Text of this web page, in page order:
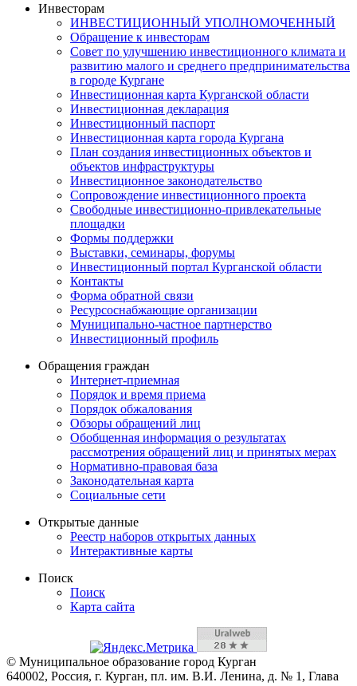
Инвесторам
ИНВЕСТИЦИОННЫЙ УПОЛНОМОЧЕННЫЙ
Обращение к инвесторам
Совет по улучшению инвестиционного климата и
развитию малого и среднего предпринимательства
в городе Кургане
Инвестиционная карта Курганской области
Инвестиционная декларация
Инвестиционный паспорт
Инвестиционная карта города Кургана
План создания инвестиционных объектов и
объектов инфраструктуры
Инвестиционное законодательство
Сопровождение инвестиционного проекта
Свободные инвестиционно-привлекательные
площадки
Формы поддержки
Выставки, семинары, форумы
Инвестиционный портал Курганской области
Контакты
Форма обратной связи
Ресурсоснабжающие организации
Муниципально-частное партнерство
Инвестиционный профиль
Обращения граждан
Интернет-приемная
Порядок и время приема
Порядок обжалования
Обзоры обращений лиц
Обобщенная информация о результатах
рассмотрения обращений лиц и принятых мерах
Нормативно-правовая база
Законодательная карта
Социальные сети
Открытые данные
Реестр наборов открытых данных
Интерактивные карты
Поиск
Поиск
Карта сайта
© Муниципальное образование город Курган
640002, Россия, г. Курган, пл. им. В.И. Ленина, д. № 1, Глава